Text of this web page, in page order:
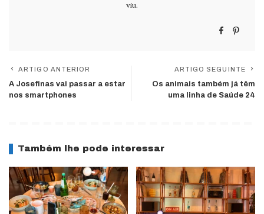
viu.
ARTIGO ANTERIOR
A Josefinas vai passar a estar
nos smartphones
ARTIGO SEGUINTE
Os animais também já têm
uma linha de Saúde 24
Também lhe pode interessar